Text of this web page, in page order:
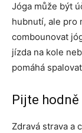
Jóga může být
hubnutí, ale pro
combounovat
jízda na kole
pomáhá
Pijte hodně
Zdravá strava a